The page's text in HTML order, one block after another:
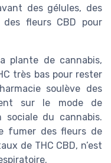
des gélules, des
fleurs CBD pour
plante de cannabis,
très bas pour rester
soulève des
sur le mode de
sociale du cannabis.
fumer des fleurs de
de THC CBD, n’est